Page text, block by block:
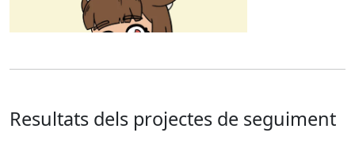
Resultats dels projectes de seguiment